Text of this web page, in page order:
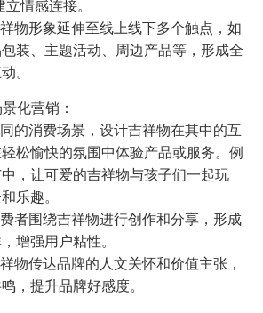
情感连接。
物形象延伸至线上线下多个触点，如
装、主题活动、周边产品等，形成全
。
化营销：
的消费场景，设计吉祥物在其中的互
松愉快的氛围中体验产品或服务。例
，让可爱的吉祥物与孩子们一起玩
乐趣。
者围绕吉祥物进行创作和分享，形成
增强用户粘性。
物传达品牌的人文关怀和价值主张，
，提升品牌好感度。